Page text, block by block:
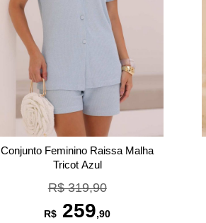
Conjunto Feminino Raissa Malha
Tricot Azul
R$ 319,90
R$ 259,90